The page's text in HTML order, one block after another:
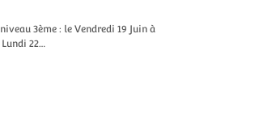
3ème : le Vendredi 19 Juin à
22…